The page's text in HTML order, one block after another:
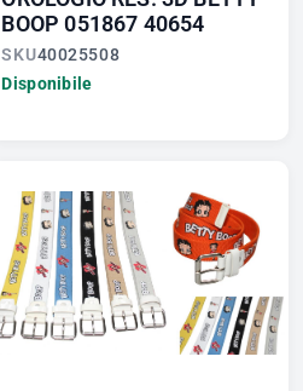
BOOP 051867 40654
SKU40025508
Disponibile